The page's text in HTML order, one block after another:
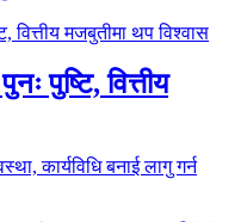
पुष्टि, वित्तीय